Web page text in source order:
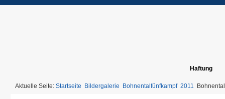
Haftung
Aktuelle Seite: Startseite Bildergalerie Bohnentalfünfkampf 2011